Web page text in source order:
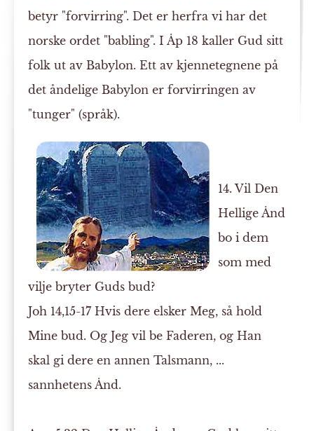
betyr "forvirring". Det er herfra vi har det
norske ordet "babling". I Åp 18 kaller Gud sitt
folk ut av Babylon. Ett av kjennetegnene på
det åndelige Babylon er forvirringen av
"tunger" (språk).
14. Vil Den
Hellige Ånd
bo i dem
som med
vilje bryter Guds bud?
Joh 14,15-17 Hvis dere elsker Meg, så hold
Mine bud. Og Jeg vil be Faderen, og Han
skal gi dere en annen Talsmann, ...
sannhetens Ånd.